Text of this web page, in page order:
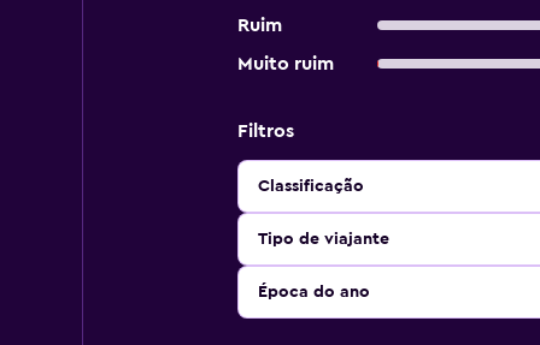
Ruim
Muito ruim
Filtros
Classificação
Tipo de viajante
Época do ano